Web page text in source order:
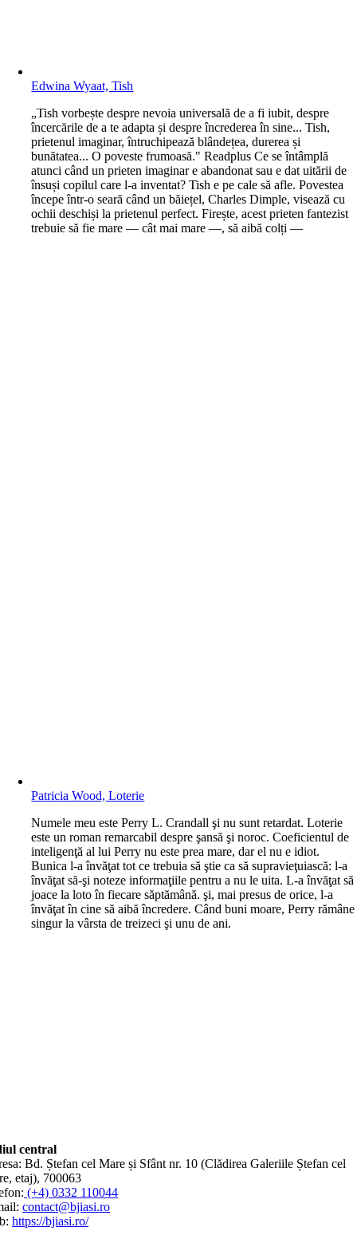
Edwina Wyaat, Tish
„Tish vorbește despre nevoia universală de a fi iubit, despre
încercările de a te adapta și despre încrederea în sine... Tish,
prietenul imaginar, întruchipează blândețea, durerea și
bunătatea... O poveste frumoasă." Readplus Ce se întâmplă
atunci când un prieten imaginar e abandonat sau e dat uitării de
însuși copilul care l-a inventat? Tish e pe cale să afle. Povestea
începe într-o seară când un băiețel, Charles Dimple, visează cu
ochii deschiși la prietenul perfect. Firește, acest prieten fantezist
trebuie să fie mare — cât mai mare —, să aibă colți —
Patricia Wood, Loterie
Numele meu este Perry L. Crandall şi nu sunt retardat. Loterie
este un roman remarcabil despre şansă şi noroc. Coeficientul de
inteligenţă al lui Perry nu este prea mare, dar el nu e idiot.
Bunica l-a învăţat tot ce trebuia să ştie ca să supravieţuiască: l-a
învăţat să-şi noteze informaţiile pentru a nu le uita. L-a învăţat să
joace la loto în fiecare săptămână. şi, mai presus de orice, l-a
învăţat în cine să aibă încredere. Când buni moare, Perry rămâne
singur la vârsta de treizeci şi unu de ani.
central
Bd. Ștefan cel Mare și Sfânt nr. 10 (Clădirea Galeriile Ștefan cel
etaj), 700063
(+4) 0332 110044
contact@bjiasi.ro
https://bjiasi.ro/